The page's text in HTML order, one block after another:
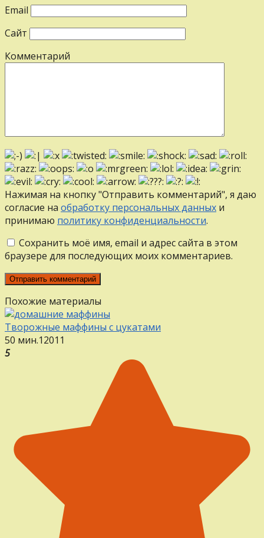
Email
Сайт
Комментарий
Нажимая на кнопку "Отправить комментарий", я даю
согласие на обработку персональных данных и
принимаю политику конфиденциальности.
Сохранить моё имя, email и адрес сайта в этом
браузере для последующих моих комментариев.
Похожие материалы
Творожные маффины с цукатами
50 мин.12011
5